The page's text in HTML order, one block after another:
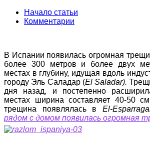
Начало статьи
Комментарии
В Испании появилась огромная
более 300 метров и более двух
местах в глубину, идущая вдоль
городу Эль Саладар (El Saladar).
дня назад, и постепенно
местах ширина составляет 40-50
трещина появлялась в El-
рядом с домом появилась огромная